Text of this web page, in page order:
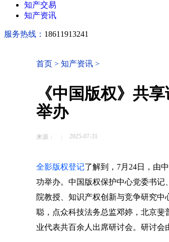
知产交易
知产资讯
服务热线： 18611913241
首页 > 知产资讯 >
《中国版权》共
举办
来源： 2025-07-31
全影版权登记了解到，7月24日，由
功举办。中国版权保护中心党委书
院教授、知识产权创新与竞争研究
聪，点众科技法务总监邓婷，北京
业代表共百余人出席研讨会。研讨会